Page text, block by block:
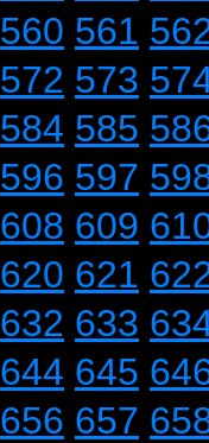
560 561
572 573
584 585
596 597
608 609
620 621
632 633
644 645
656 657